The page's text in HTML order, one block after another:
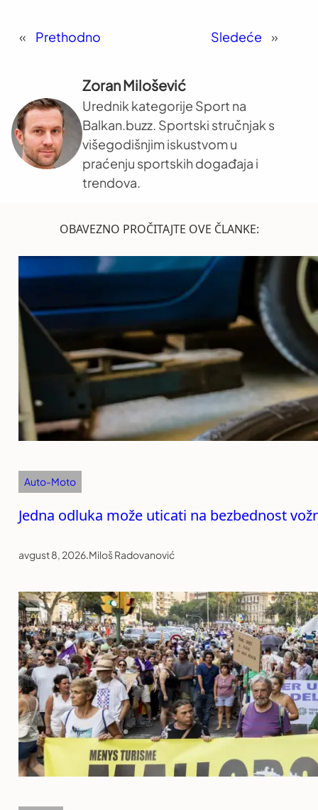
« Prethodno Sledeće »
Zoran Milošević
Urednik kategorije Sport na
Balkan.buzz. Sportski stručnjak s
višegodišnjim iskustvom u
praćenju sportskih događaja i
trendova.
OBAVEZNO PROČITAJTE OVE ČLANKE:
Auto-Moto
Jedna odluka može uticati na bezbednost
avgust 8, 2026.Miloš Radovanović